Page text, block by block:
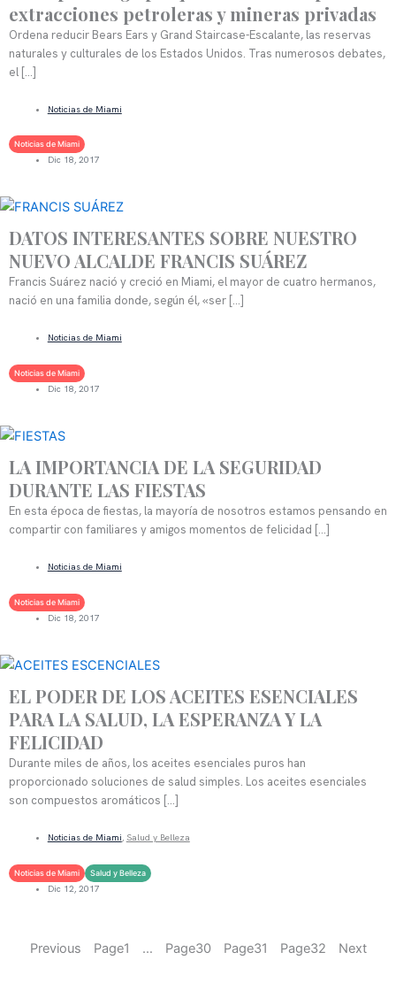
Noticias de Miami
Noticias de Miami
Dic 18, 2017
extracciones petroleras y mineras privadas
Ordena reducir Bears Ears y Grand Staircase-Escalante, las reservas
naturales y culturales de los Estados Unidos. Tras numerosos debates,
el […]
Noticias de Miami
Noticias de Miami
Dic 18, 2017
DATOS INTERESANTES SOBRE NUESTRO
NUEVO ALCALDE FRANCIS SUÁREZ
Francis Suárez nació y creció en Miami, el mayor de cuatro hermanos,
nació en una familia donde, según él, «ser […]
Noticias de Miami
Noticias de Miami
Dic 18, 2017
LA IMPORTANCIA DE LA SEGURIDAD
DURANTE LAS FIESTAS
En esta época de fiestas, la mayoría de nosotros estamos pensando en
compartir con familiares y amigos momentos de felicidad […]
Noticias de Miami, Salud y Belleza
Noticias de Miami Salud y Belleza
Dic 12, 2017
EL PODER DE LOS ACEITES ESENCIALES
PARA LA SALUD, LA ESPERANZA Y LA
FELICIDAD
Durante miles de años, los aceites esenciales puros han
proporcionado soluciones de salud simples. Los aceites esenciales
son compuestos aromáticos […]
Previous Page1 … Page30 Page31 Page32 Next